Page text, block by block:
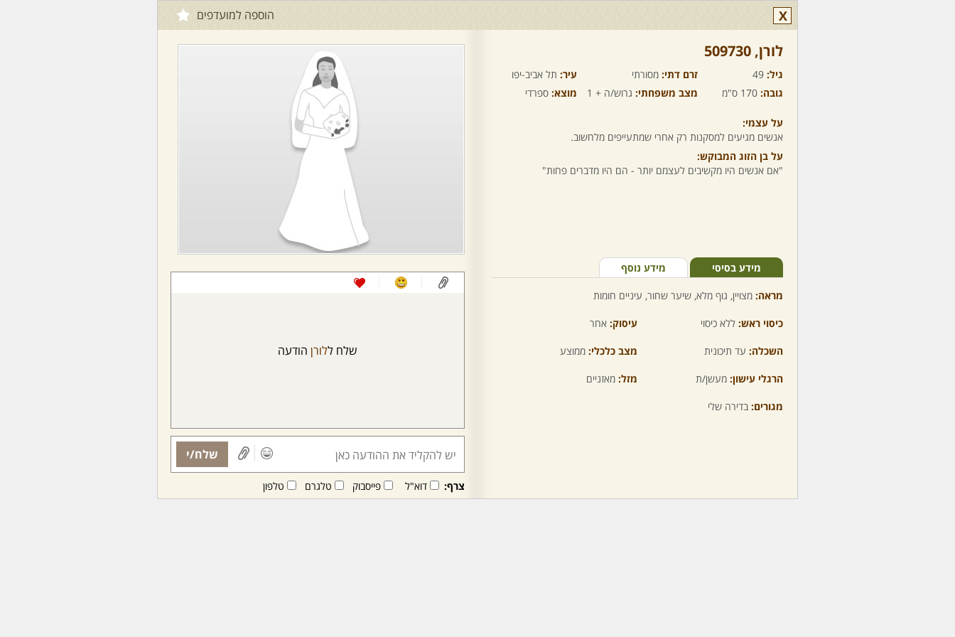
X הוספה למועדפים
לורן,‏ 509730
גיל: 49 זרם דתי: מסורתי עיר: תל אביב-יפו
גובה: 170 ס"מ מצב משפחתי: גרוש/ה + 1 מוצא: ספרדי
על עצמי:
אנשים מגיעים למסקנות רק אחרי שמתעייפים מלחשוב.
על בן הזוג המבוקש:
"אם אנשים היו מקשיבים לעצמם יותר - הם היו מדברים פחות"
מידע בסיסי מידע נוסף
מראה: מצויין, גוף מלא, שיער שחור, עיניים חומות
כיסוי ראש: ללא כיסוי עיסוק: אחר
השכלה: עד תיכונית מצב כלכלי: ממוצע
הרגלי עישון: מעשן/ת מזל: מאזניים
מגורים: בדירה שלי
שלח ללורן הודעה
שלח/י
צרף: דוא"ל פייסבוק טלגרם טלפון